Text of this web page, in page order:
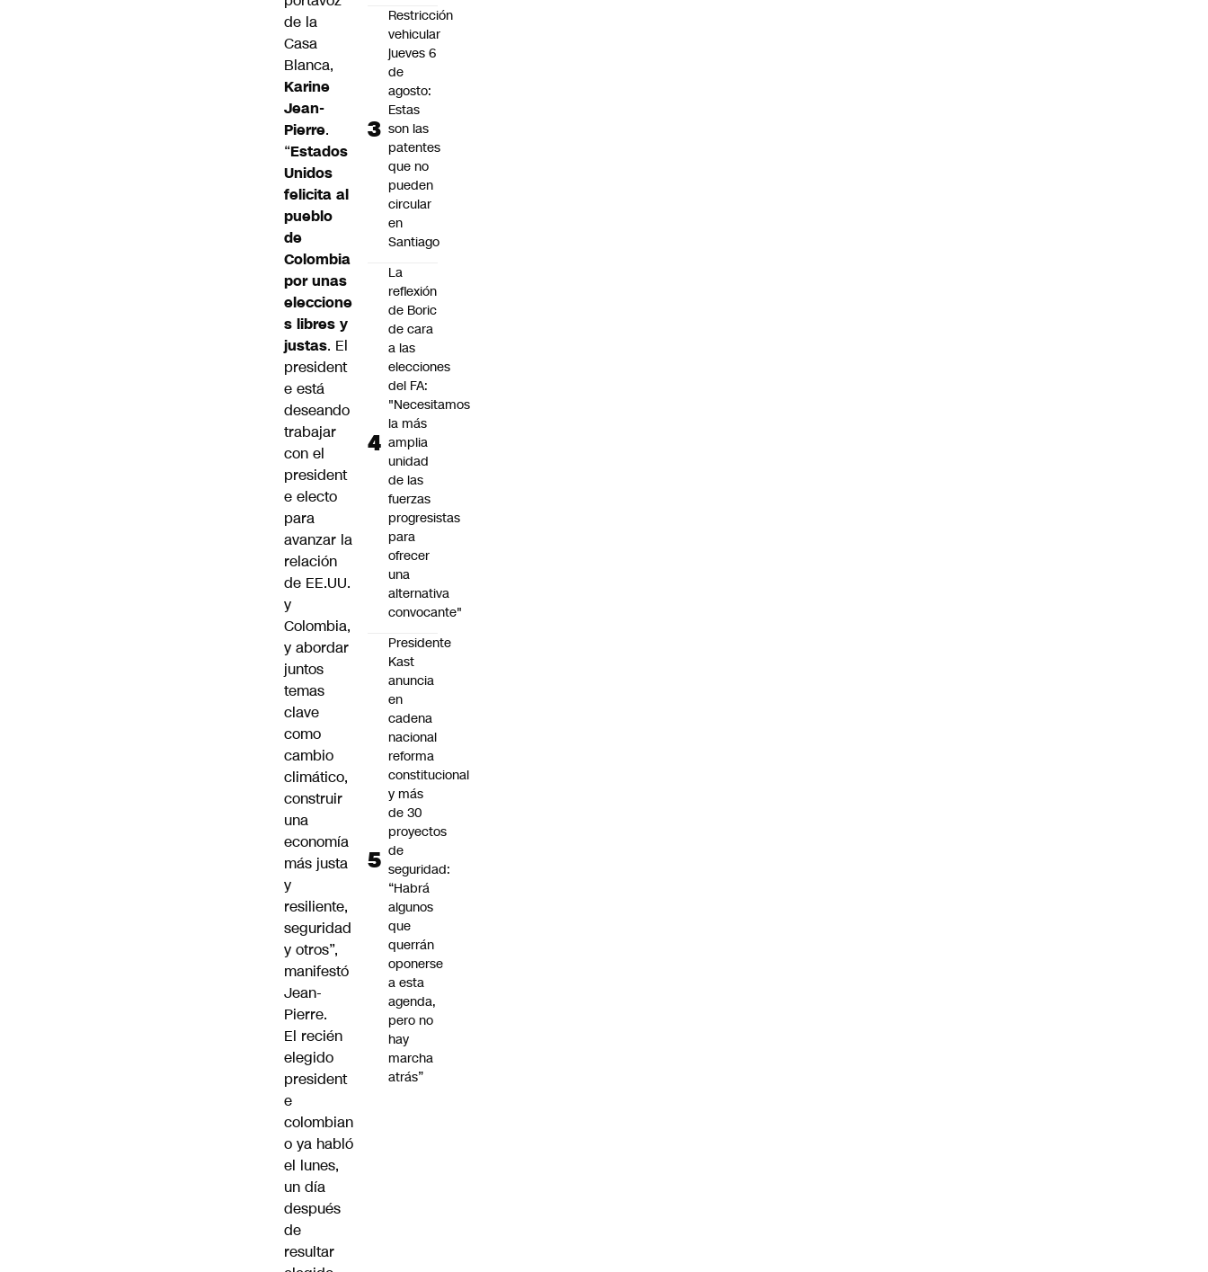
de la
Casa
Blanca,
Karine
Jean-
Pierre.
“Estados
Unidos
felicita al
pueblo
de
Colombia
por unas
eleccione
s libres y
justas. El
president
e está
deseando
trabajar
con el
president
e electo
para
avanzar la
relación
de EE.UU.
y
Colombia,
y abordar
juntos
temas
clave
como
cambio
climático,
construir
una
economía
más justa
y
resiliente,
seguridad
y otros”,
manifestó
Jean-
Pierre.
El recién
elegido
president
e
colombian
o ya habló
el lunes,
un día
después
de
resultar
Restricción
vehicular
jueves 6
de
agosto:
Estas
son las
patentes
que no
pueden
circular
en
Santiago
La
reflexión
de Boric
de cara
a las
elecciones
del FA:
"Necesitamos
la más
amplia
unidad
de las
fuerzas
progresistas
para
ofrecer
una
alternativa
convocante"
Presidente
Kast
anuncia
en
cadena
nacional
reforma
constitucional
y más
de 30
proyectos
de
seguridad:
“Habrá
algunos
que
querrán
oponerse
a esta
agenda,
pero no
hay
marcha
atrás”